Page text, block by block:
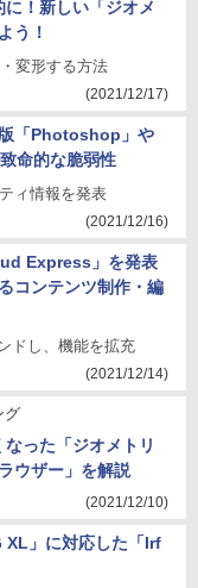
！新しい「ジオメ
う！
変形する方法
(2021/12/17)
「Photoshop」や
命的な脆弱性
ィ情報を発表
(2021/12/16)
Express」を発表
コンテンツ制作・編
ドし、機能を拡充
(2021/12/14)
グ
った「ジオメトリ
ウザー」を解説
(2021/12/10)
XL」に対応した「Irf